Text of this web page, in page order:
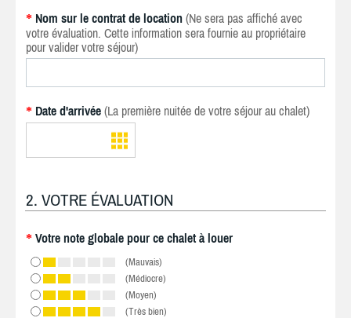
* Nom sur le contrat de location (Ne sera pas affiché avec
votre évaluation. Cette information sera fournie au propriétaire
pour valider votre séjour)
* Date d'arrivée (La première nuitée de votre séjour au chalet)
2. VOTRE ÉVALUATION
* Votre note globale pour ce chalet à louer
(Mauvais)
(Médiocre)
(Moyen)
(Très bien)